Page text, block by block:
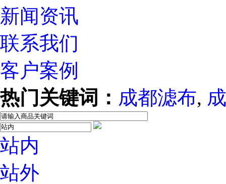
新闻资讯
联系我们
客户案例
热门关键词： 成都滤布,
站内
站外